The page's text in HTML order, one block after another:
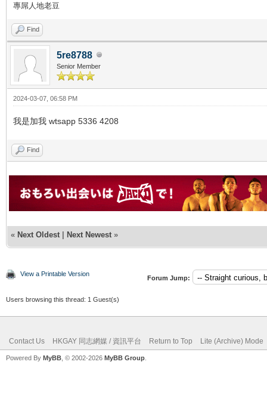
專屌人地老豆
Find
5re8788
Senior Member
2024-03-07, 06:58 PM
我是加我 wtsapp 5336 4208
Find
« Next Oldest | Next Newest »
View a Printable Version
Forum Jump:
Users browsing this thread: 1 Guest(s)
Contact Us HKGAY 同志網媒 / 資訊平台 Return to Top Lite (Archive) Mode
Powered By MyBB , © 2002-2026 MyBB Group